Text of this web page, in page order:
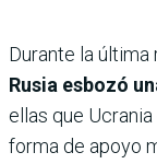
Durante la
Rusia esbozó
ellas que
forma de apoyo